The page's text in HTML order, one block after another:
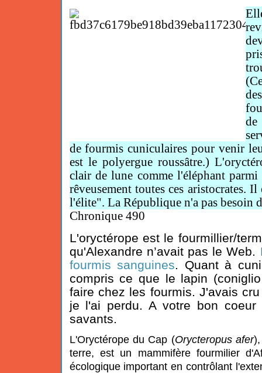
de
de fourmis cuniculaires pour venir
est le polyergue roussâtre.)
clair de lune comme l'éléphant
rêveusement toutes ces aristocrates.
l'élite". La République n'a pas besoin
Chronique 490
L'oryctérope est le fourmillier/
qu'Alexandre n’avait pas le Web.
fourmis sanguines . Quant à
compris ce que le lapin
faire chez les fourmis. J'avais
je l'ai perdu. A votre bon coeur
savants.
L'Oryctérope du Cap (Orycteropus afer
terre, est un mammifère fourmilier
écologique important en contrôlant